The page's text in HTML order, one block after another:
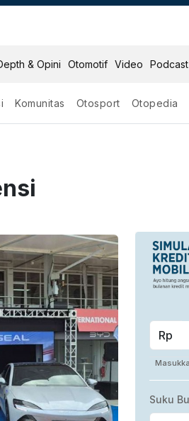
& Opini Otomotif Video Podcast
Komunitas Otosport Otopedia